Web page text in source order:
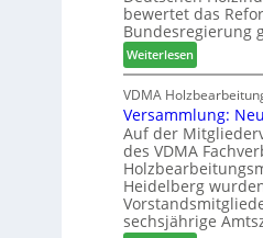
0
2
6
u
c
h
e
r
z
a
h
l
e
n
o
t
h
i
l
t
b
e
i
P
r
bewertet das
Bundesregierung
Weiterlesen:
H
D
H
f
o
r
d
e
r
VDMA
Versammlung:
Auf der
des VDMA
Heidelberg
sechsjährige